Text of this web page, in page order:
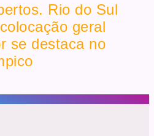
Rio do Sul
geral
se destaca no